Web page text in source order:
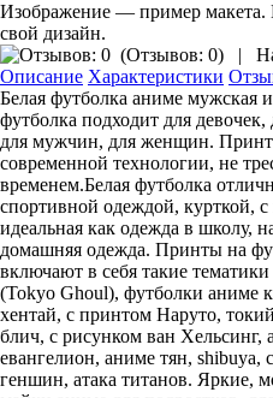
Изображение — пример макета.
свой дизайн.
(Отзывов: 0) |
Описание Характеристики
Белая футболка аниме мужская
футболка подходит для
для мужчин, для женщин.
современной технологии, не
временем.Белая футболка
спортивной одеждой, курткой,
идеальная как одежда в школу,
домашняя одежда. Принты на
включают в себя такие
(Tokyo Ghoul), футболки аниме
хентай, с принтом Наруто,
блич, с рисунком ван Хельсинг,
евангелион, аниме тян, shibuya,
геншин, атака титанов. Яркие,